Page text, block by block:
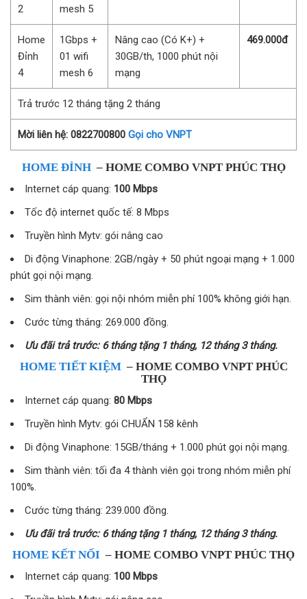
2
mesh 5
Home
Đỉnh
4
1Gbps +
01 wifi
mesh 6
Nâng cao (Có K+) +
30GB/th, 1000 phút nội
mạng
469.000đ
Trả trước 12 tháng tặng 2 tháng
Mời liên hệ: 0822700800 Gọi cho VNPT
HOME ĐỈNH– HOME COMBO VNPT PHÚC THỌ
Internet cáp quang: 100 Mbps
Tốc độ internet quốc tế: 8 Mbps
Truyền hình Mytv: gói nâng cao
Di động Vinaphone: 2GB/ngày + 50 phút ngoại mạng + 1.000
phút gọi nội mạng.
Sim thành viên: gọi nội nhóm miễn phí 100% không giới hạn.
Cước từng tháng: 269.000 đồng.
Ưu đãi trả trước: 6 tháng tặng 1 tháng, 12 tháng 3 tháng.
HOME TIẾT KIỆM– HOME COMBO VNPT PHÚC
THỌ
Internet cáp quang: 80 Mbps
Truyền hình Mytv: gói CHUẨN 158 kênh
Di động Vinaphone: 15GB/tháng + 1.000 phút gọi nội mạng.
Sim thành viên: tối đa 4 thành viên gọi trong nhóm miễn phí
100%.
Cước từng tháng: 239.000 đồng.
Ưu đãi trả trước: 6 tháng tặng 1 tháng, 12 tháng 3 tháng.
HOME KẾT NỐI – HOME COMBO VNPT PHÚC THỌ
Internet cáp quang: 100 Mbps